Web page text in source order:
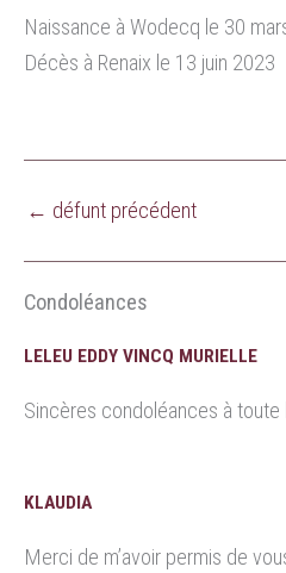
Naissance à Wodecq le 30
Décès à Renaix le 13 juin 2023
← défunt précédent
Condoléances
LELEU EDDY VINCQ MURIELLE
Sincères condoléances à toute
KLAUDIA
Merci de m’avoir permis de